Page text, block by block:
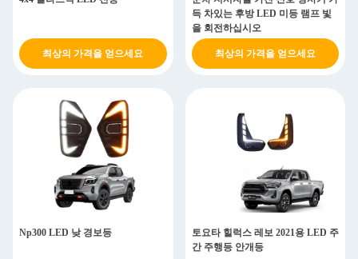
최상의 가격을 얻으세요
득 차있는 후방 LED 미등 램프 빛
을 회전하십시오
최상의 가격을 얻으세요
Np300 LED 낮 경보등
토요타 힐럭스 레보 2021용 LED 주
간 주행등 안개등